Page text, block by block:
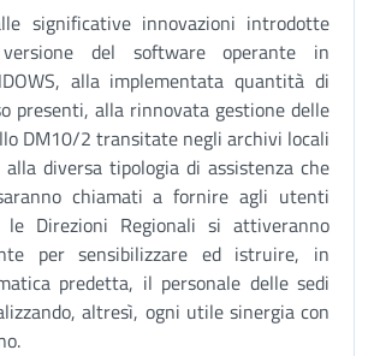
significative innovazioni introdotte
del software operante in
alla implementata quantità di
presenti, alla rinnovata gestione delle
DM10/2 transitate negli archivi locali
diversa tipologia di assistenza che
chiamati a fornire agli utenti
le Direzioni Regionali si attiveranno
per sensibilizzare ed istruire, in
predetta, il personale delle sedi
altresì, ogni utile sinergia con